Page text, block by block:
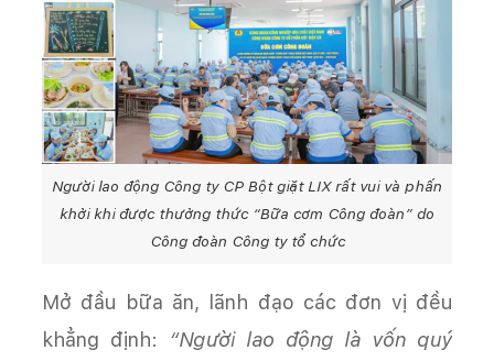
Người lao động Công ty CP Bột giặt LIX rất vui và phấn
khởi khi được thưởng thức “Bữa cơm Công đoàn” do
Công đoàn Công ty tổ chức
Mở đầu bữa ăn, lãnh đạo các đơn vị đều
khẳng định: “Người lao động là vốn quý